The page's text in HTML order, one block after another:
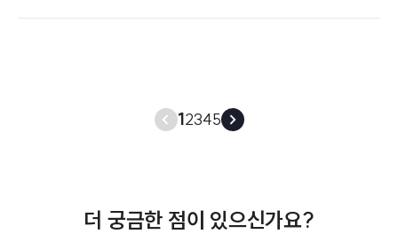
12345
더 궁금한 점이 있으신가요?